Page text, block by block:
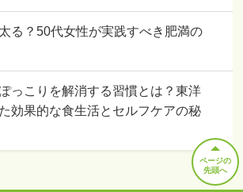
る？50代女性が実践すべき肥満の
っこりを解消する習慣とは？東洋
効果的な食生活とセルフケアの秘
ページの
先頭へ